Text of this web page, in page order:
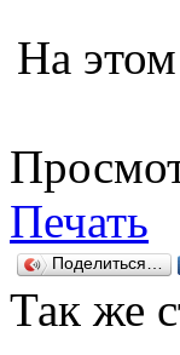
На
Печать
Поделиться…
Так же